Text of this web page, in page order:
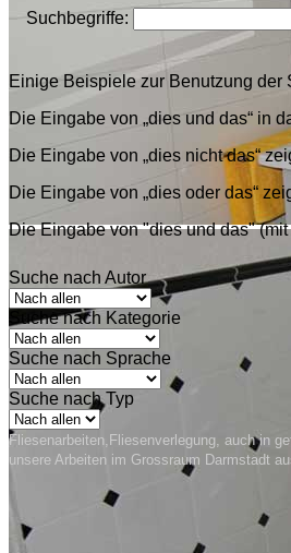
Suchbegriffe:
Einige Beispiele zur Benutzung der
Die Eingabe von „dies und das“ in
Die Eingabe von „dies nicht das“
Die Eingabe von „dies oder das“
Die Eingabe von"dies und das"(mit
Suche nach Autor
Suche nach Kategorie
Suche nach Sprache
Suche nach Typ
Fliesenarbeiten,Fliesenverlegung, auch in
unsere Arbeiten im Grossraum Darmstadt